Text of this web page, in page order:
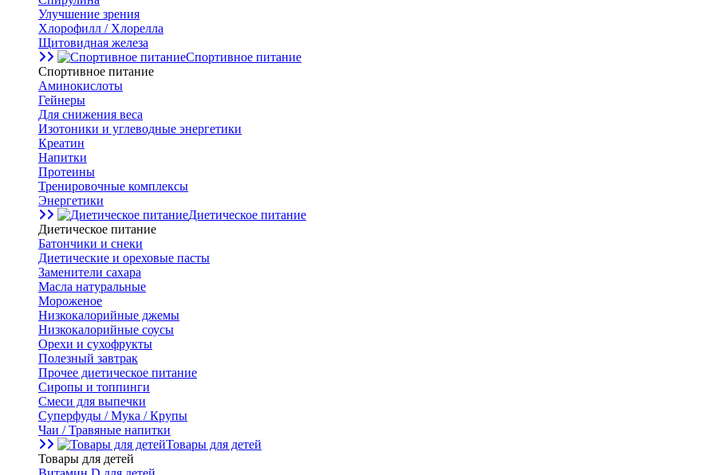
Улучшение зрения
Хлорофилл / Хлорелла
Щитовидная железа
Спортивное питание
Спортивное питание
Аминокислоты
Гейнеры
Для снижения веса
Изотоники и углеводные энергетики
Креатин
Напитки
Протеины
Тренировочные комплексы
Энергетики
Диетическое питание
Диетическое питание
Батончики и снеки
Диетические и ореховые пасты
Заменители сахара
Масла натуральные
Мороженое
Низкокалорийные джемы
Низкокалорийные соусы
Орехи и сухофрукты
Полезный завтрак
Прочее диетическое питание
Сиропы и топпинги
Смеси для выпечки
Суперфуды / Мука / Крупы
Чаи / Травяные напитки
Товары для детей
Товары для детей